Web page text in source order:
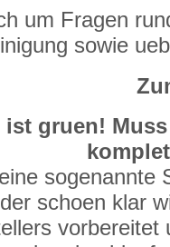
um Fragen
sowie
gruen!
sogenannte
schoen klar